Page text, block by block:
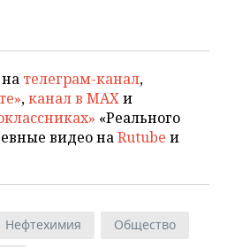
телеграм-канал,
,канал в MAXи
«Реального
видео наRutube и
Нефтехимия
Общество